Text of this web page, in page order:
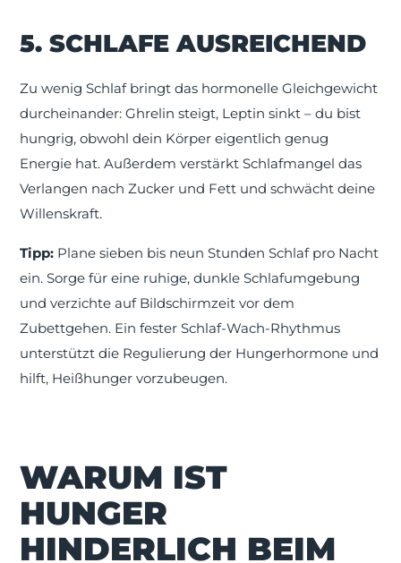
5. SCHLAFE AUSREICHEND
Zu wenig Schlaf bringt das hormonelle Gleichgewicht
durcheinander: Ghrelin steigt, Leptin sinkt – du bist
hungrig, obwohl dein Körper eigentlich genug
Energie hat. Außerdem verstärkt Schlafmangel das
Verlangen nach Zucker und Fett und schwächt deine
Willenskraft.
Tipp: Plane sieben bis neun Stunden Schlaf pro Nacht
ein. Sorge für eine ruhige, dunkle Schlafumgebung
und verzichte auf Bildschirmzeit vor dem
Zubettgehen. Ein fester Schlaf-Wach-Rhythmus
unterstützt die Regulierung der Hungerhormone und
hilft, Heißhunger vorzubeugen.
WARUM IST
HUNGER
HINDERLICH BEIM